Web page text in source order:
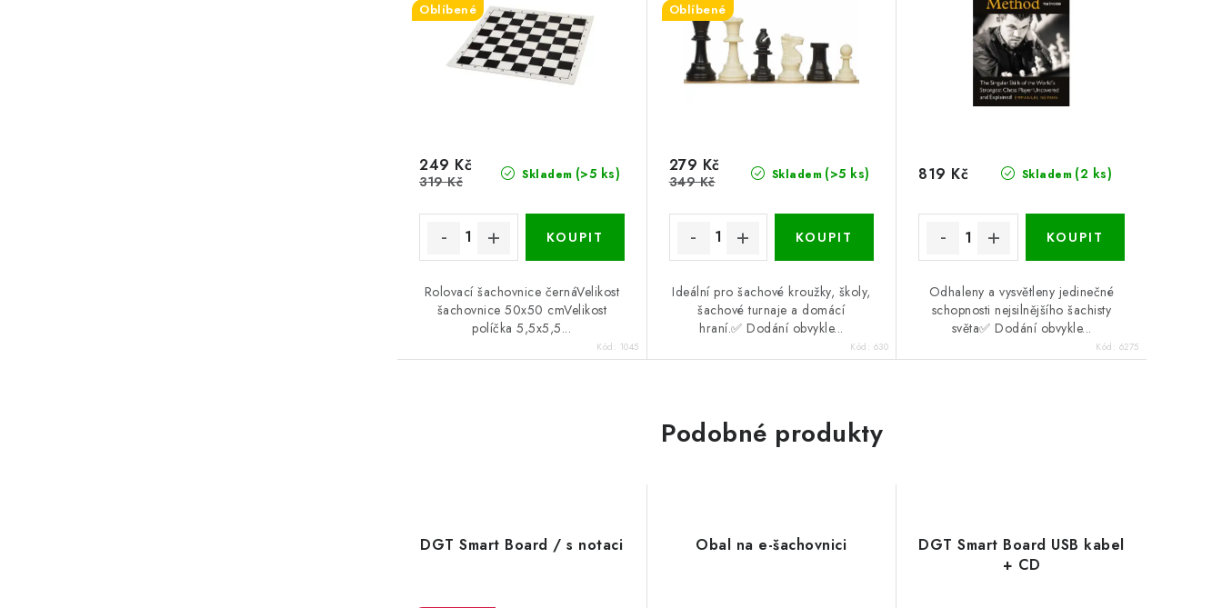
Oblíbené
Skladem (>5 ks)
249 Kč
319 Kč
Rolovací šachovnice černáVelikost
šachovnice 50x50 cmVelikost
políčka 5,5x5,5...
Kód: 1045
Oblíbené
Skladem (>5 ks)
279 Kč
349 Kč
Ideální pro šachové kroužky, školy,
šachové turnaje a domácí
hraní.✅ Dodání obvykle...
Kód: 630
Skladem (2 ks)
819 Kč
Odhaleny a vysvětleny jedinečné
schopnosti nejsilnějšího šachisty
světa✅ Dodání obvykle...
Kód: 6275
Podobné produkty
DGT Smart Board / s notaci Obal na e-šachovnici
DGT Smart Board USB kabel
+ CD